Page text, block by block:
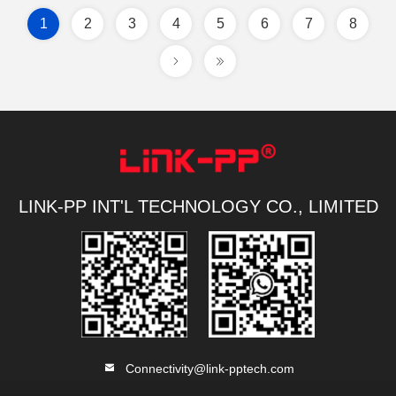
1 2 3 4 5 6 7 8
LINK-PP INT'L TECHNOLOGY CO., LIMITED
Connectivity@link-pptech.com